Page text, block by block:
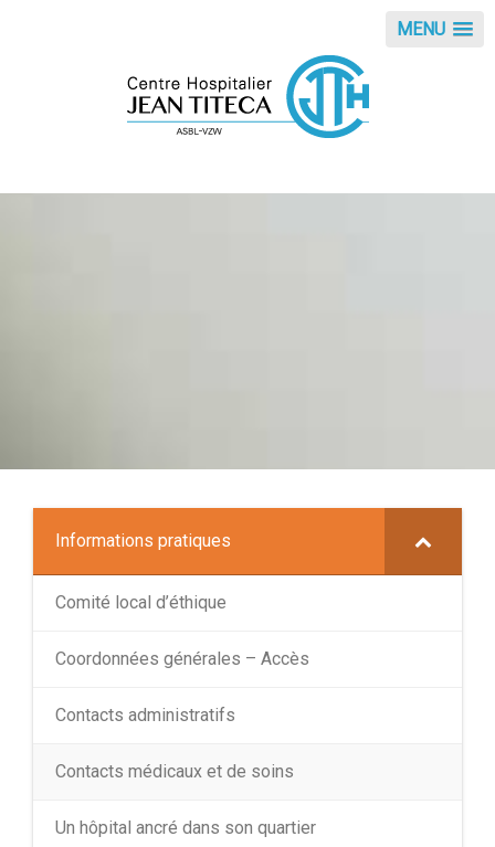
MENU
Informations pratiques
Comité local d’éthique
Coordonnées générales – Accès
Contacts administratifs
Contacts médicaux et de soins
Un hôpital ancré dans son quartier